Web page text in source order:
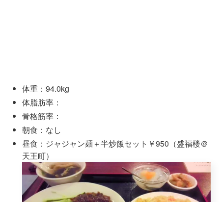
体重：94.0kg
体脂肪率：
骨格筋率：
朝食：なし
昼食：ジャジャン麺＋半炒飯セット￥950（盛福楼＠
天王町）